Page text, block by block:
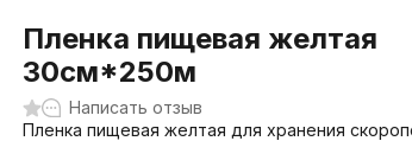
Пленка пищевая желтая
30см*250м
Написать отзыв
Пленка пищевая желтая для хранения